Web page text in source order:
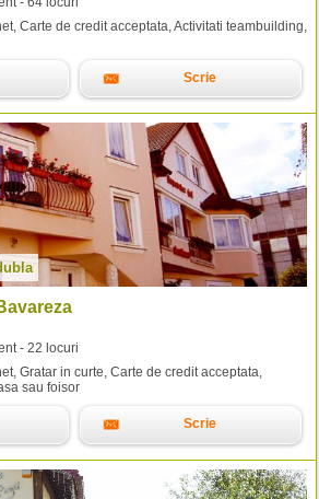
Carte de credit acceptata, Activitati teambuilding,
Scrie
- 22 locuri
Gratar in curte, Carte de credit acceptata,
sau foisor
Scrie